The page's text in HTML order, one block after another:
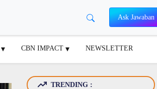
Ask Jawaban
CBN IMPACT NEWSLETTER
TRENDING :